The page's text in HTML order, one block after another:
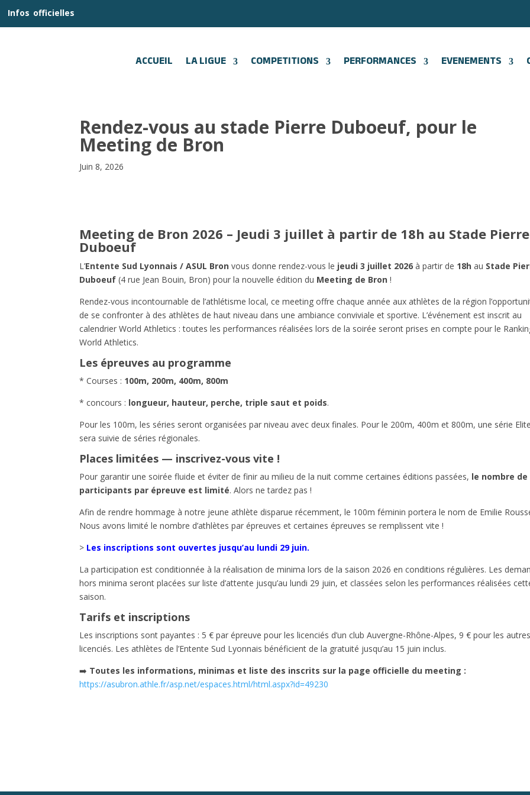
Infos officielles
ACCUEIL LA LIGUE COMPETITIONS PERFORMANCES EVENEMENTS
Rendez-vous au stade Pierre Duboeuf, pour le
Meeting de Bron
Juin 8, 2026
Meeting de Bron 2026 – Jeudi 3 juillet à partir de 18h au Stade Pierre
Duboeuf
L’Entente Sud Lyonnais / ASUL Bron vous donne rendez-vous le jeudi 3 juillet 2026 à partir de 18h au Stade
Duboeuf (4 rue Jean Bouin, Bron) pour la nouvelle édition du Meeting de Bron !
Rendez-vous incontournable de l’athlétisme local, ce meeting offre chaque année aux athlètes de la région
de se confronter à des athlètes de haut niveau dans une ambiance conviviale et sportive. L’événement est inscrit au
calendrier World Athletics : toutes les performances réalisées lors de la soirée seront prises en compte pour le
World Athletics.
Les épreuves au programme
* Courses : 100m, 200m, 400m, 800m
* concours : longueur, hauteur, perche, triple saut et poids.
Pour les 100m, les séries seront organisées par niveau avec deux finales. Pour le 200m, 400m et 800m, une série Elite
sera suivie de séries régionales.
Places limitées — inscrivez-vous vite !
Pour garantir une soirée fluide et éviter de finir au milieu de la nuit comme certaines éditions passées, le nombre de
participants par épreuve est limité. Alors ne tardez pas !
Afin de rendre hommage à notre jeune athlète disparue récemment, le 100m féminin portera le nom de Emilie
Nous avons limité le nombre d’athlètes par épreuves et certaines épreuves se remplissent vite !
> Les inscriptions sont ouvertes jusqu’au lundi 29 juin.
La participation est conditionnée à la réalisation de minima lors de la saison 2026 en conditions régulières. Les
hors minima seront placées sur liste d’attente jusqu’au lundi 29 juin, et classées selon les performances réalisées
saison.
Tarifs et inscriptions
Les inscriptions sont payantes : 5 € par épreuve pour les licenciés d’un club Auvergne-Rhône-Alpes, 9 € pour les autres
licenciés. Les athlètes de l’Entente Sud Lyonnais bénéficient de la gratuité jusqu’au 15 juin inclus.
➡️ Toutes les informations, minimas et liste des inscrits sur la page officielle du meeting :
https://asubron.athle.fr/asp.net/espaces.html/html.aspx?id=49230